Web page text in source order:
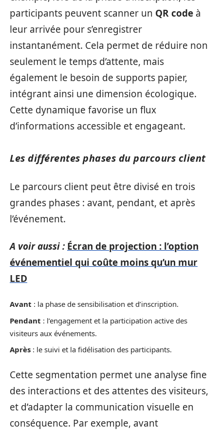
participants peuvent scanner un QR code à
leur arrivée pour s’enregistrer
instantanément. Cela permet de réduire non
seulement le temps d’attente, mais
également le besoin de supports papier,
intégrant ainsi une dimension écologique.
Cette dynamique favorise un flux
d’informations accessible et engageant.
Les différentes phases du parcours client
Le parcours client peut être divisé en trois
grandes phases : avant, pendant, et après
l’événement.
A voir aussi : Écran de projection : l’option
événementiel qui coûte moins qu’un mur
LED
Avant : la phase de sensibilisation et d’inscription.
Pendant : l’engagement et la participation active des
visiteurs aux événements.
Après : le suivi et la fidélisation des participants.
Cette segmentation permet une analyse fine
des interactions et des attentes des visiteurs,
et d’adapter la communication visuelle en
conséquence. Par exemple, avant